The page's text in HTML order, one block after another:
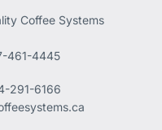
Coffee Systems
461-4445
291-6166